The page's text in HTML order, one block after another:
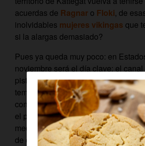
acuerdas de Ragnar o Floki, de
inolvidables mujeres vikingas que
si la alargas demasiado?
Pues ya queda muy poco: en
noviembre será el día clave: el
pistoletazo de salida a la segunda
temporada. En España estamos aún
conocer el canal dónde se emitirá,
el primer bloque de la temporada 5
mediante suscripción oTNT HD ,
de canales deOrange TV.